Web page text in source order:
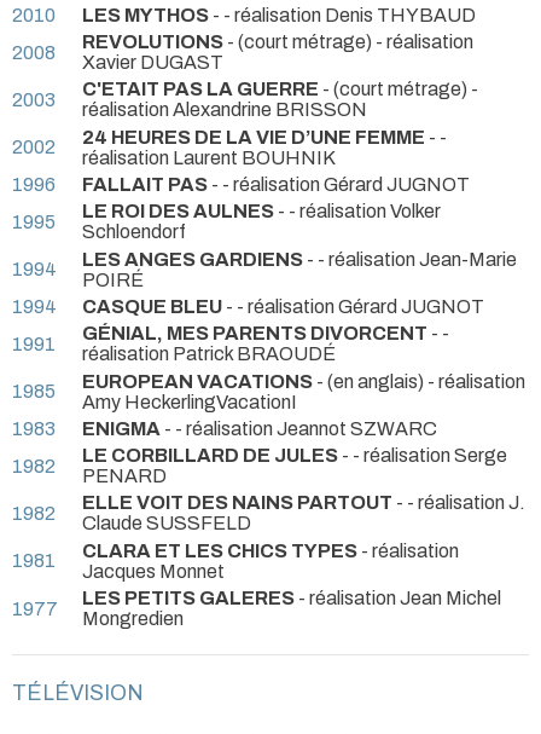
2010
LES MYTHOS - - réalisation Denis THYBAUD
2008
REVOLUTIONS - (court métrage) - réalisation
Xavier DUGAST
2003
C'ETAIT PAS LA GUERRE - (court métrage) -
réalisation Alexandrine BRISSON
2002
24 HEURES DE LA VIE D’UNE FEMME - -
réalisation Laurent BOUHNIK
1996
FALLAIT PAS - - réalisation Gérard JUGNOT
1995
LE ROI DES AULNES - - réalisation Volker
Schloendorf
1994
LES ANGES GARDIENS - - réalisation Jean-Marie
POIRÉ
1994
CASQUE BLEU - - réalisation Gérard JUGNOT
1991
GÉNIAL, MES PARENTS DIVORCENT - -
réalisation Patrick BRAOUDÉ
1985
EUROPEAN VACATIONS - (en anglais) - réalisation
Amy HeckerlingVacationI
1983
ENIGMA - - réalisation Jeannot SZWARC
1982
LE CORBILLARD DE JULES - - réalisation Serge
PENARD
1982
ELLE VOIT DES NAINS PARTOUT - - réalisation J.
Claude SUSSFELD
1981
CLARA ET LES CHICS TYPES - réalisation
Jacques Monnet
1977
LES PETITS GALERES - réalisation Jean Michel
Mongredien
TÉLÉVISION